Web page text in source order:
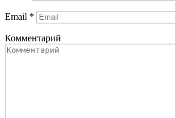
Email *
Комментарий